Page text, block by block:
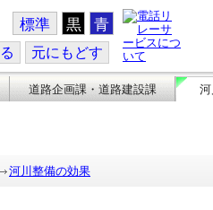
標準 黒 青
元にもどす
道路企画課・道路建設課
河川整備の効果